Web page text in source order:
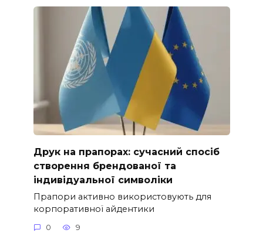
Друк на прапорах: сучасний спосіб
створення брендованої та
індивідуальної символіки
Прапори активно використовують для
корпоративної айдентики
0 9